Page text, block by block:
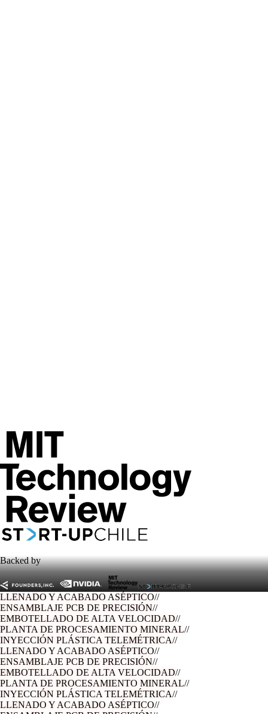
Backed by
LLENADO Y ACABADO ASÉPTICO//
ENSAMBLAJE PCB DE PRECISIÓN//
EMBOTELLADO DE ALTA VELOCIDAD
PLANTA DE PROCESAMIENTO MINERAL
INYECCIÓN PLÁSTICA TELEMÉTRICA//
LLENADO Y ACABADO ASÉPTICO//
ENSAMBLAJE PCB DE PRECISIÓN//